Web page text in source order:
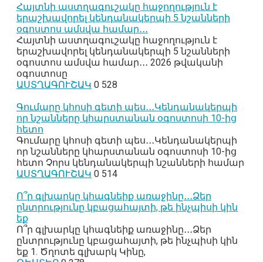
Հայտնի աստղագուշակը հաջողություն է
երաշխավորել կենդանակերպի 5 նշանների
օգոստոս ամսվա համար․․․
Հայտնի աստղագուշակը հաջողություն է
երաշխավորել կենդանակերպի 5 նշանների
օգոստոս ամսվա համար․․․ 2026 թվականի
օգոստոսը
ԱՍՏՂԱԳՈՒՇԱԿ 0 528
Գումարը կհոսի գետի պես․․․Կենդանակերպի
որ նշանները կհարստանան օգոստոսի 10-ից
հետո
Գումարը կհոսի գետի պես․․․Կենդանակերպի
որ նշանները կհարստանան օգոստոսի 10-ից
հետո Չորս կենդանակերպի նշանների համար
ԱՍՏՂԱԳՈՒՇԱԿ 0 514
Ո՞ր գլխարկը կհագնեիք առաջինը․․․Ձեր
ընտրությունը կբացահայտի, թե ինչպիսի կին
եք
Ո՞ր գլխարկը կհագնեիք առաջինը․․․Ձեր
ընտրությունը կբացահայտի, թե ինչպիսի կին
եք 1. Ծղոտե գլխարկ Կինը,